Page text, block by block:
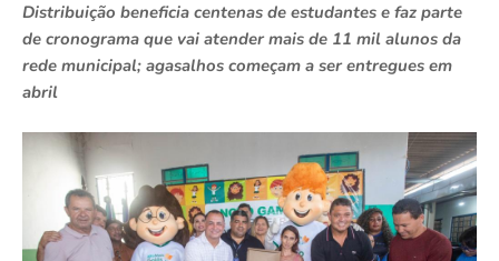
Distribuição beneficia centenas de estudantes e faz parte
de cronograma que vai atender mais de 11 mil alunos da
rede municipal; agasalhos começam a ser entregues em
abril